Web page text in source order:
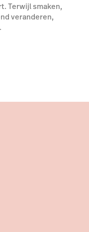
Terwijl smaken,
veranderen,